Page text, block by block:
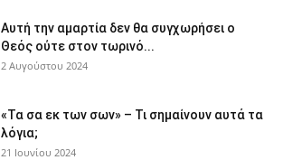
Αυτή την αμαρτία δεν θα συγχωρήσει ο
Θεός ούτε στον τωρινό...
2 Αυγούστου 2024
«Τα σα εκ των σων» – Τι σημαίνουν αυτά τα
λόγια;
21 Ιουνίου 2024